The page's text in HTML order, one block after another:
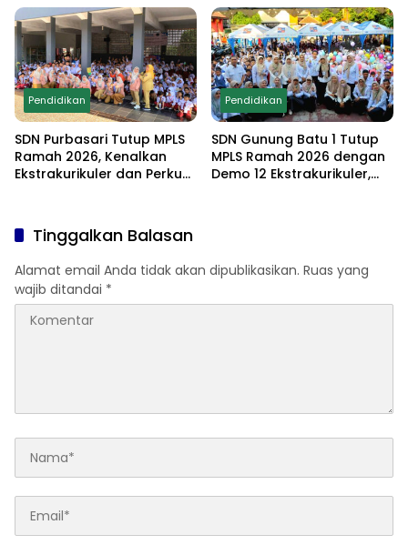
Lomba Edukatif untuk
Cetak Generasi
Berprestasi
Pendidikan
SDN Purbasari Tutup MPLS
Ramah 2026, Kenalkan
Ekstrakurikuler dan Perkuat
Pendidikan
SDN Gunung Batu 1 Tutup
MPLS Ramah 2026 dengan
Demo 12 Ekstrakurikuler,
Tinggalkan Balasan
Alamat email Anda tidak akan dipublikasikan. Ruas yang
wajib ditandai *